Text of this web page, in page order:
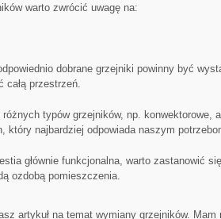
warto zwrócić uwagę na:
dobrane‍ grzejniki powinny być⁢
⁢całą przestrzeń.
typów grzejników, np. ‍konwektorowe,
który najbardziej odpowiada naszym
głównie funkcjonalna, warto zastanowić
ozdobą pomieszczenia.
artykuł na⁤ temat ‌wymiany grzejników. Mam